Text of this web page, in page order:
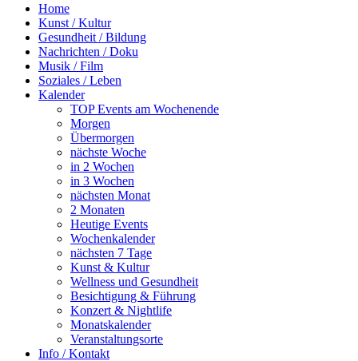
Home
Kunst / Kultur
Gesundheit / Bildung
Nachrichten / Doku
Musik / Film
Soziales / Leben
Kalender
TOP Events am Wochenende
Morgen
Übermorgen
nächste Woche
in 2 Wochen
in 3 Wochen
nächsten Monat
2 Monaten
Heutige Events
Wochenkalender
nächsten 7 Tage
Kunst & Kultur
Wellness und Gesundheit
Besichtigung & Führung
Konzert & Nightlife
Monatskalender
Veranstaltungsorte
Info / Kontakt